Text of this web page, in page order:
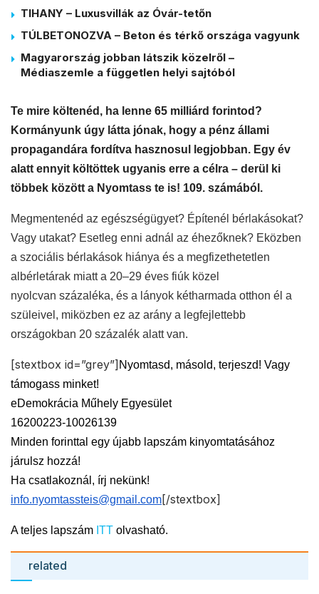
TIHANY – Luxusvillák az Óvár-tetőn
TÚLBETONOZVA – Beton és térkő országa vagyunk
Magyarország jobban látszik közelről –
Médiaszemle a független helyi sajtóból
Te mire költenéd, ha lenne 65 milliárd forintod?
Kormányunk úgy látta jónak, hogy a pénz állami
propagandára fordítva hasznosul legjobban. Egy év
alatt ennyit költöttek ugyanis erre a célra – derül ki
többek között a Nyomtass te is! 109. számából.
Megmentenéd az egészségügyet? Építenél bérlakásokat?
Vagy utakat? Esetleg enni adnál az éhezőknek? Eközben
a szociális bérlakások hiánya és a megfizethetetlen
albérletárak miatt a 20–29 éves fiúk közel
nyolcvan százaléka, és a lányok kétharmada otthon él a
szüleivel, miközben ez az arány a legfejlettebb
országokban 20 százalék alatt van.
[stextbox id=”grey”]Nyomtasd, másold, terjeszd! Vagy
támogass minket!
eDemokrácia Műhely Egyesület
16200223-10026139
Minden forinttal egy újabb lapszám kinyomtatásához
járulsz hozzá!
Ha csatlakoznál, írj nekünk!
info.nyomtassteis@gmail.com[/stextbox]
A teljes lapszám ITT olvasható.
related